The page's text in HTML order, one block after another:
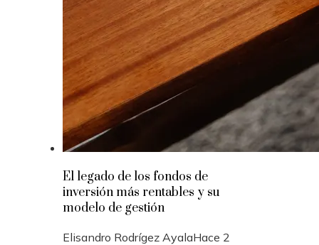
El legado de los fondos de
inversión más rentables y su
modelo de gestión
Elisandro Rodrígez AyalaHace 2